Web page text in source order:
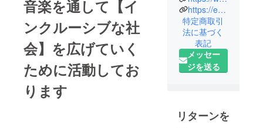
音楽を通して【イ
ンクルーシブな社
会】を広げていく
ために活動してお
ります
たまきえ
り・かこい
絵里加の２
人で構成さ
れていま
す。
は、全てを
https://ericamusic.official.ec
特定商取引
法に基づく
表記
メッセー
ジを送る
リターンを